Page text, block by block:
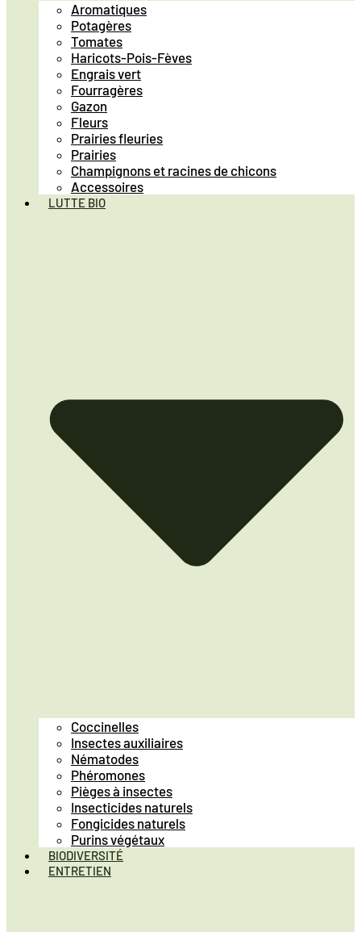
Aromatiques
Potagères
Tomates
Haricots-Pois-Fèves
Engrais vert
Fourragères
Gazon
Fleurs
Prairies fleuries
Prairies
Champignons et racines de chicons
Accessoires
LUTTE BIO
Coccinelles
Insectes auxiliaires
Nématodes
Phéromones
Pièges à insectes
Insecticides naturels
Fongicides naturels
Purins végétaux
BIODIVERSITÉ
ENTRETIEN